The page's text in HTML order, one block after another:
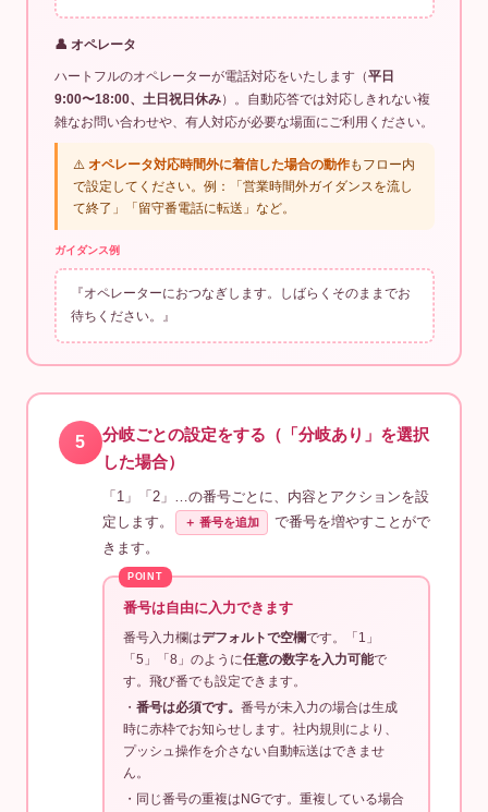
👤 オペレータ
ハートフルのオペレーターが電話対応をいたします（平日
9:00〜18:00、土日祝日休み）。自動応答では対応しきれない複
雑なお問い合わせや、有人対応が必要な場面にご利用ください。
⚠️ オペレータ対応時間外に着信した場合の動作もフロー内
で設定してください。例：「営業時間外ガイダンスを流し
て終了」「留守番電話に転送」など。
ガイダンス例
『オペレーターにおつなぎします。しばらくそのままでお
待ちください。』
5
分岐ごとの設定をする（「分岐あり」を選択
した場合）
「1」「2」…の番号ごとに、内容とアクションを設
定します。
＋ 番号を追加
で番号を増やすことがで
きます。
番号は自由に入力できます
番号入力欄はデフォルトで空欄です。「1」
「5」「8」のように任意の数字を入力可能で
す。飛び番でも設定できます。
・ 番号は必須です。 番号が未入力の場合は生成
時に赤枠でお知らせします。社内規則により、
プッシュ操作を介さない自動転送はできませ
ん。
・同じ番号の重複はNGです。重複している場合